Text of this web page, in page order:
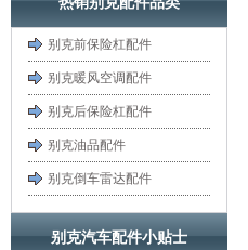
别克前保险杠配件
别克暖风空调配件
别克后保险杠配件
别克油品配件
别克倒车雷达配件
别克汽车配件小贴士